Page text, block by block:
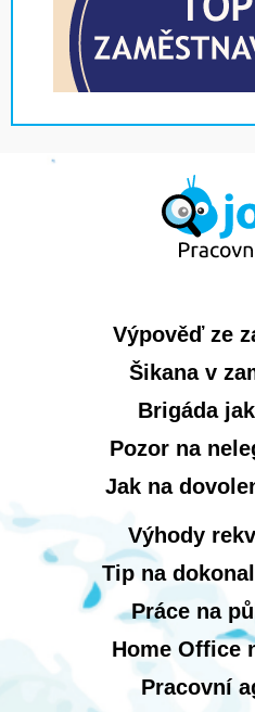
Výpověď ze
Šikana v
Brigáda
Pozor na
Jak na
Výhody
Tip na
Práce na
Home Office
Pracovní